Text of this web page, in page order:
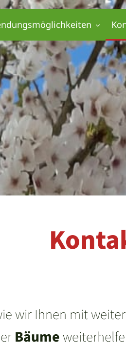
wir Ihnen mit
Bäume